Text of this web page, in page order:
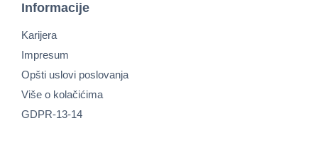
Informacije
Karijera
Impresum
Opšti uslovi poslovanja
Više o kolačićima
GDPR-13-14